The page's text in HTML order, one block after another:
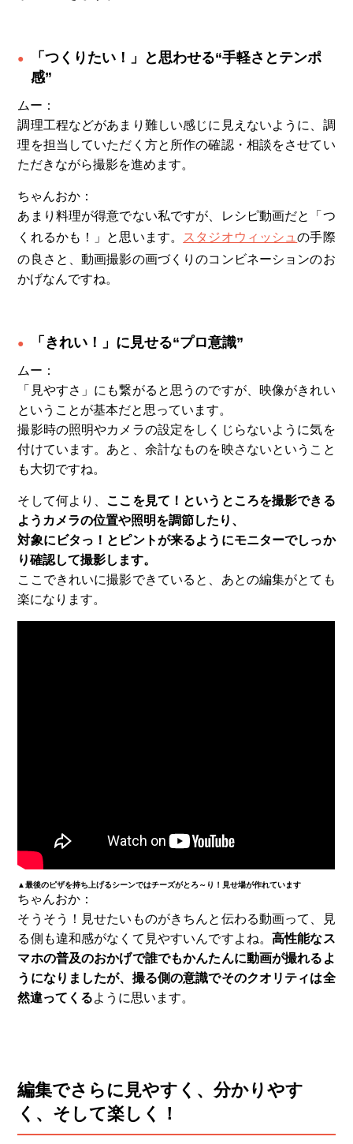
「つくりたい！」と思わせる“手軽さとテンポ
感”
ムー：
調理工程などがあまり難しい感じに見えないように、調
理を担当していただく方と所作の確認・相談をさせてい
ただきながら撮影を進めます。
ちゃんおか：
あまり料理が得意でない私ですが、レシピ動画だと「つ
くれるかも！」と思います。
スタジオウィッシュの手際
の良さと、動画撮影の画づくりのコンビネーションのお
かげなんですね。
「きれい！」に見せる“プロ意識”
ムー：
「見やすさ」にも繋がると思うのですが、映像がきれい
ということが基本だと思っています。
撮影時の照明やカメラの設定をしくじらないように気を
付けています。あと、余計なものを映さないということ
も大切ですね。
そして何より、 ここを見て！というところを撮影できる
ようカメラの位置や照明を調節したり、
対象にビタっ！とピントが来るようにモニターでしっか
り確認して撮影します。
ここできれいに撮影できていると、あとの編集がとても
楽になります。
▲最後のピザを持ち上げるシーンではチーズがとろ～り！見せ場が作れています
ちゃんおか：
そうそう！見せたいものがきちんと伝わる動画って、見
る側も違和感がなくて見やすいんですよね。高性能なス
マホの普及のおかげで誰でもかんたんに動画が撮れるよ
うになりましたが、撮る側の意識でそのクオリティは全
然違ってくるように思います。
編集でさらに見やすく、分かりやす
く、そして楽しく！